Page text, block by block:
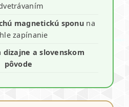
magnetickú sponu na
zapínanie
dizajne a slovenskom
pôvode